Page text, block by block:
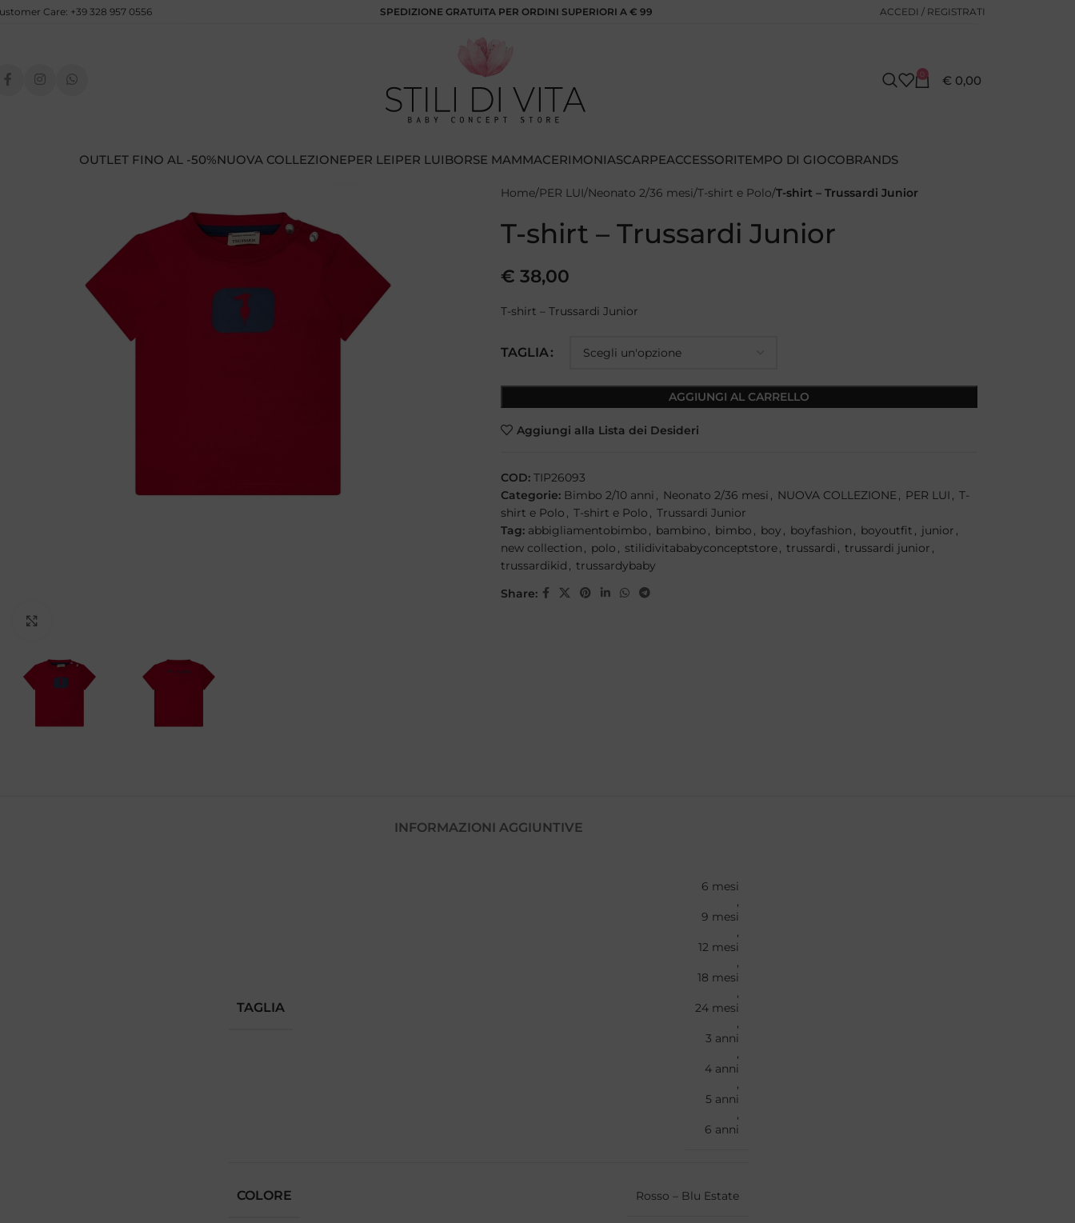
Care: +39 328 957 0556 SPEDIZIONE GRATUITA PER ORDINI SUPERIORI A € 99 ACCEDI / REGISTRATI
0 € 0,00
OUTLET FINO AL -50%NUOVA COLLEZIONEPER LEIPER LUIBORSE MAMMACERIMONIASCARPEACCESSORITEMPO DI GIOCOBRANDS
Home PER LUI Neonato 2/36 mesi T-shirt e Polo T-shirt – Trussardi Junior
T-shirt – Trussardi Junior
€ 38,00
T-shirt – Trussardi Junior
TAGLIA
AGGIUNGI AL CARRELLO
Aggiungi alla Lista dei Desideri
COD: TIP26093
Categorie: Bimbo 2/10 anni , Neonato 2/36 mesi , NUOVA COLLEZIONE, PER LUI , T-
shirt e Polo , T-shirt e Polo , Trussardi Junior
Tag: abbigliamentobimbo , bambino , bimbo , boy , boyfashion , boyoutfit , junior ,
new collection , polo , stilidivitababyconceptstore, trussardi , trussardi junior ,
trussardikid , trussardybaby
Share:
INFORMAZIONI AGGIUNTIVE
TAGLIA
6 mesi
,
9 mesi
,
12 mesi
,
18 mesi
,
24 mesi
,
3 anni
,
4 anni
,
5 anni
,
6 anni
COLORE Rosso – Blu Estate